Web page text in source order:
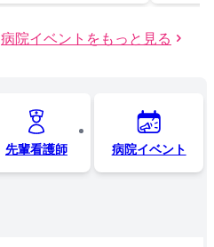
病院イベントをもっと見る
先輩看護師 病院イベント